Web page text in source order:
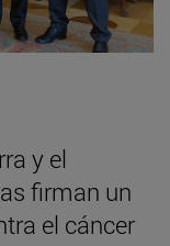
y el
firman un
el cáncer